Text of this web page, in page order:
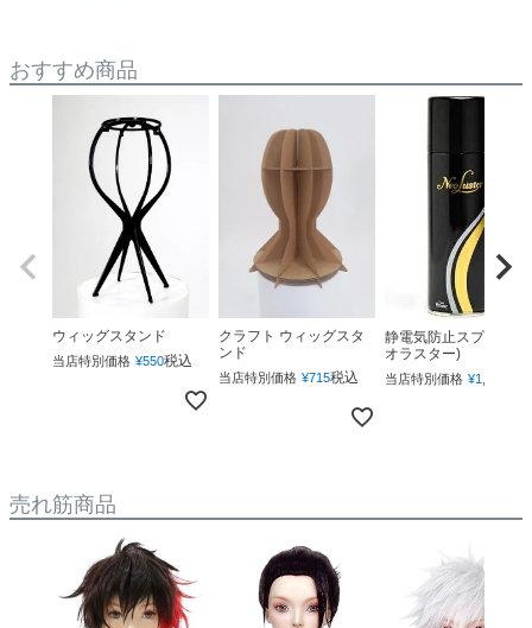
おすすめ商品
ウィッグスタンド
当店特別価格 ¥550税込
クラフト ウィッグスタ
ンド
当店特別価格 ¥715税込
静電気防止スプレー(ネ
オラスター)
当店特別価格 ¥1,760
売れ筋商品